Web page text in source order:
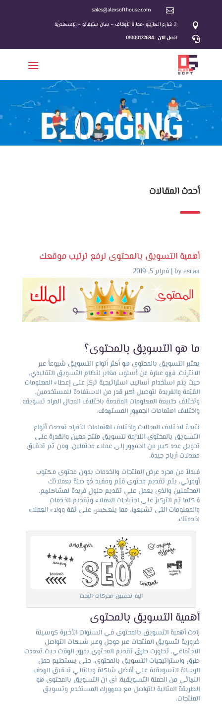

sales@alexsofthouse.com
 2 شارع الكازينو -عمارة الأوقاف – سان ستيفانو – الإسكندرية
 اتصل الآن : 01000122684
أحدث المقالات
أهمية التسويق بالمحتوى لرفع ترتيب موقعك
byesraa
| فبراير 5, 2019
ما هو التسويق بالمحتوى؟
يعتبر التسويق بالمحتوى هو أكثر أنواع التسويق شيوعاً عبر
الانترنت، فهو عبارة عن أسلوب مغاير لنظام التسويق التقليدي،
حيث يتم استخدام أساليب استراتيجية تركز على إعطاء المعلومات
القيّمة والفريدة لتوصيل أكبر قدر من الاستفادة للمستخدمين.
وتختلف طبيعة المعلومات المقدمة باختلاف المجال المراد تسويقه
واختلاف اهتمامات الجمهور المستهدف.
نتيجة لاختلاف المجالات واختلاف اهتمامات الأفراد تعددت أنواع
التسويق بالمحتوى اللازمة لتسويق منتج معين والقدرة على
تحويل عدد كبير من الجمهور إلى عملاء محتملين، ومن ثم تحقيق
معدلات أرباح جيدة.
فبدلاً من مجرد عرض المنتجات والخدمات بدون محتوى مكتوب
أومرئي، يتم تقديم محتوى قيّم ومفيد ذو صلة بعملائك
المحتملين والذي يعمل على تقديم حلول فريدة لمشاكلهم.
فكلما تم التركيز على احتياجات العملاء وتقديم الخدمات
والمعلومات التي تشبعها، مما ينعكس على ثقة وولاء العملاء
لخدمتك.
آلية-تحسين-محركات-البحث
أهمية التسويق بالمحتوى
زادت أهمية التسويق بالمحتوى في السنوات الأخيرة كوسيلة
ضرورية لتسويق المنتجات عبر جوجل وعبر شبكات التواصل
الاجتماعي. تطورت طرق تقديم المحتوى بمرور الوقت حيث تعددت
طرق واستراتيجيات التسويق بالمحتوى، حتى يستطيع حمل
الرسالة التسويقية على أفضل شاكلة وبالتالي تحقيق الهدف
النهائي من الحملة التسويقية. أي أن التسويق بالمحتوى هو
الطريقة المثالية للتواصل مع جمهورك المستخدم وتسويق
المنتجات.